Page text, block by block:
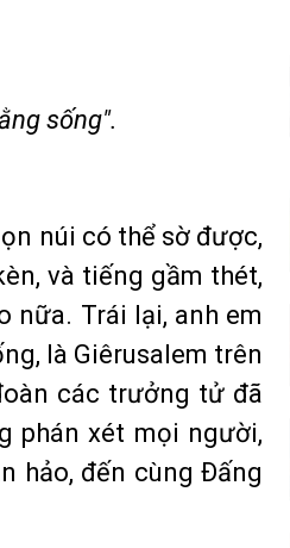
sống".
núi có thể sờ được,
và tiếng gầm thét,
nữa. Trái lại, anh em
là Giêrusalem trên
các trưởng tử đã
phán xét mọi người,
hảo, đến cùng Ðấng